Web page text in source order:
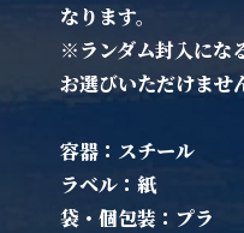
なります。
※ランダム封入にな
お選びいただけませ
容器：スチール
ラベル：紙
袋・個包装：プラ